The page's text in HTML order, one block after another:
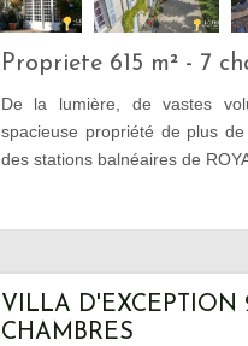
Propriete 615 m² - 7
De la lumière, de vastes
spacieuse propriété de plus
des stations balnéaires de
VILLA D'EXCEPTION
CHAMBRES